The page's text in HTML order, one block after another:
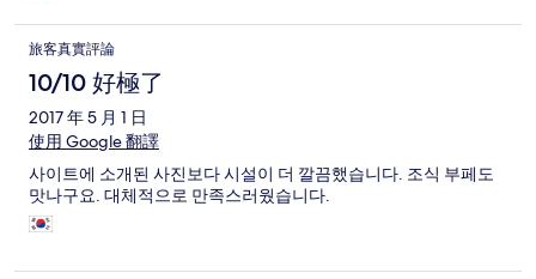
旅客真實評論
10/10 好極了
2017 年 5 月 1 日
使用 Google 翻譯
사이트에 소개된 사진보다 시설이 더 깔끔했습니다. 조식 부페도
맛나구요. 대체적으로 만족스러웠습니다.